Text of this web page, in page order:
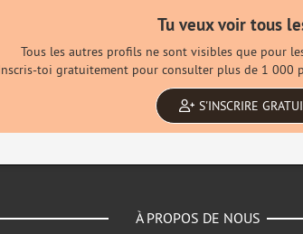
Tu veux voir tous
Tous les autres profils ne sont visibles que pour
toi gratuitement pour consulter plus de 1 000
S'INSCRIRE
À PROPOS DE NOUS